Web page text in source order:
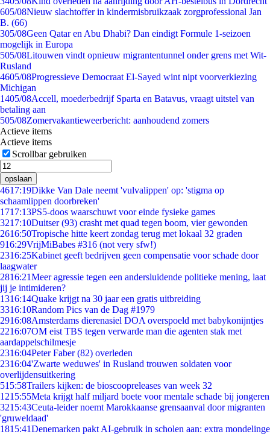
605/08Nieuw slachtoffer in kindermisbruikzaak zorgprofessional Jan
B. (66)
305/08Geen Qatar en Abu Dhabi? Dan eindigt Formule 1-seizoen
mogelijk in Europa
505/08Litouwen vindt opnieuw migrantentunnel onder grens met Wit-
Rusland
4605/08Progressieve Democraat El-Sayed wint nipt voorverkiezing
Michigan
1405/08Accell, moederbedrijf Sparta en Batavus, vraagt uitstel van
betaling aan
505/08Zomervakantieweerbericht: aanhoudend zomers
Actieve items
Actieve items
Scrollbar gebruiken
opslaan
4617:19Dikke Van Dale neemt 'vulvalippen' op: 'stigma op
schaamlippen doorbreken'
1717:13PS5-doos waarschuwt voor einde fysieke games
3217:10Duitser (93) crasht met quad tegen boom, vier gewonden
2616:50Tropische hitte keert zondag terug met lokaal 32 graden
916:29VrijMiBabes #316 (not very sfw!)
2316:25Kabinet geeft bedrijven geen compensatie voor schade door
laagwater
2816:21Meer agressie tegen een andersluidende politieke mening, laat
jij je intimideren?
1316:14Quake krijgt na 30 jaar een gratis uitbreiding
3316:10Random Pics van de Dag #1979
2916:08Amsterdams dierenasiel DOA overspoeld met babykonijntjes
2216:07OM eist TBS tegen verwarde man die agenten stak met
aardappelschilmesje
2316:04Peter Faber (82) overleden
2316:04'Zwarte weduwes' in Rusland trouwen soldaten voor
overlijdensuitkering
515:58Trailers kijken: de bioscoopreleases van week 32
1215:55Meta krijgt half miljard boete voor mentale schade bij jongeren
3215:43Ceuta-leider noemt Marokkaanse grensaanval door migranten
'gruweldaad'
1815:41Denemarken pakt AI-gebruik in scholen aan: extra mondelinge